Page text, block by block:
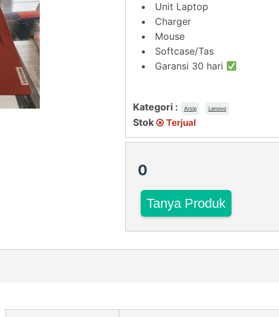
Unit Laptop
Charger
Mouse
Softcase/Tas
Garansi 30 hari
Kategori : Arsip Lenovo
Stok Terjual
0
Tanya Produk